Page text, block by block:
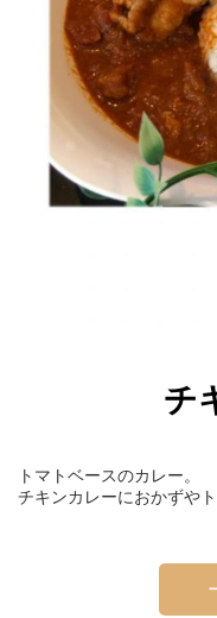
チ
トマトベースのカレー。
チキンカレーにおかずや